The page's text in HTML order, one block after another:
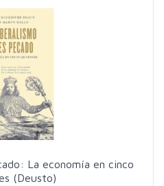
La economía en cinco
(Deusto)